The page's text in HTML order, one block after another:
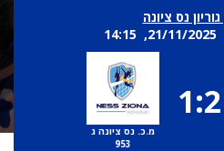
נס ציונה
1:2
מ.כ. נס ציונה ג
953